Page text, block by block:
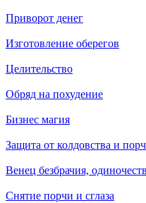
Приворот денег
Изготовление оберегов
Целительство
Обряд на похудение
Бизнес магия
Защита от колдовства и
Венец безбрачия,
Снятие порчи и сглаза